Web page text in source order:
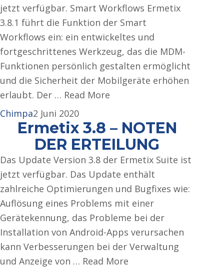
jetzt verfügbar. Smart Workflows Ermetix
3.8.1 führt die Funktion der Smart
Workflows ein: ein entwickeltes und
fortgeschrittenes Werkzeug, das die MDM-
Funktionen persönlich gestalten ermöglicht
und die Sicherheit der Mobilgeräte erhöhen
erlaubt. Der … Read More
Chimpa2 Juni 2020
Ermetix 3.8 – NOTEN
DER ERTEILUNG
Das Update Version 3.8 der Ermetix Suite ist
jetzt verfügbar. Das Update enthält
zahlreiche Optimierungen und Bugfixes wie:
Auflösung eines Problems mit einer
Gerätekennung, das Probleme bei der
Installation von Android-Apps verursachen
kann Verbesserungen bei der Verwaltung
und Anzeige von … Read More